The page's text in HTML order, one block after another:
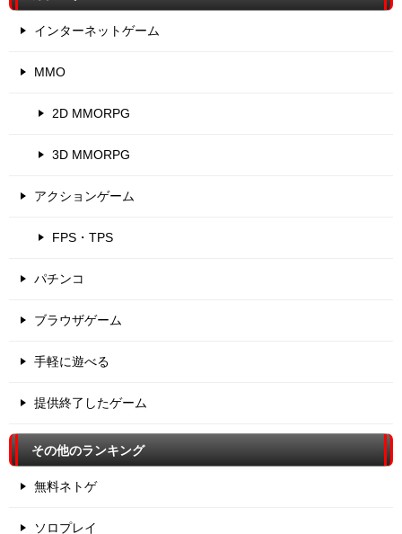
インターネットゲーム
MMO
2D MMORPG
3D MMORPG
アクションゲーム
FPS・TPS
パチンコ
ブラウザゲーム
手軽に遊べる
提供終了したゲーム
その他のランキング
無料ネトゲ
ソロプレイ